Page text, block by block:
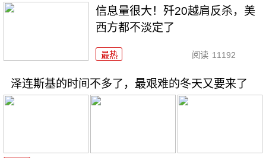
信息量很大！歼20越肩反杀，美
西方都不淡定了
最热 阅读 11192
泽连斯基的时间不多了，最艰难的冬天又要来了